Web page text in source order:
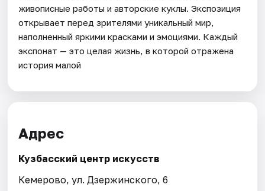
живописные работы и авторские куклы. Экспозиция
открывает перед зрителями уникальный мир,
наполненный яркими красками и эмоциями. Каждый
экспонат — это целая жизнь, в которой отражена
история малой
Адрес
Кузбасский центр искусств
Кемерово, ул. Дзержинского, 6